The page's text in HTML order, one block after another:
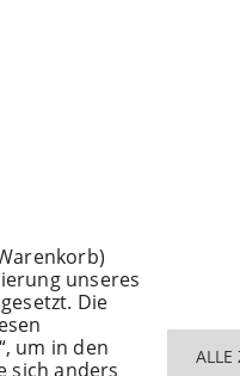
unseres
Die
um in den
sich anders
ALLE